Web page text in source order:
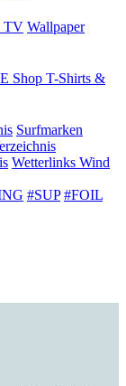
TV Wallpaper
Shop T-Shirts &
Surfmarken
Wetterlinks Wind
#SUP #FOIL